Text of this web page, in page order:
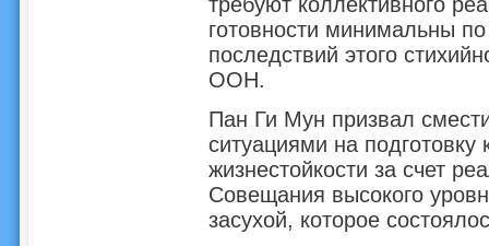
готовности минимальны
последствий этого
ООН.
Пан Ги Мун призвал
ситуациями на
жизнестойкости за счет
Совещания высокого
засухой, которое